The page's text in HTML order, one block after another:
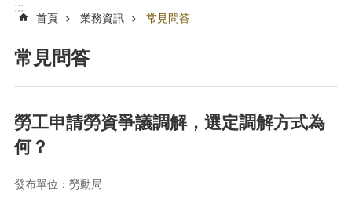
識
動
局
關
通
訊
業
:::
首頁 業務資訊 常見問答
常見問答
勞工申請勞資爭議調解，選定調解方式為
何？
發布單位：勞動局